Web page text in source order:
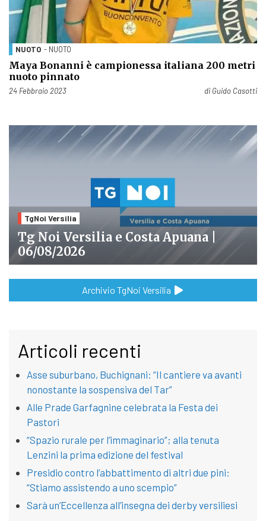
NUOTO - NUOTO
Maya Bonanni è campionessa italiana 200 metri
nuoto pinnato
Pubblicato il
24 Febbraio 2023 di Guido Casotti
TgNoi Versilia
Tg Noi Versilia e Costa Apuana |
06/08/2026
Archivio TgNoi Versilia
Articoli recenti
Asse suburbano, Buchignani: “Il cantiere va avanti
nonostante la sospensiva del Tar”
Alle Prade Garfagnine celebrata la Festa dei
Pastori
“Spazio rurale per l’immaginario”; alla tenuta
Lenzini la prima edizione del festival
Presidio contro l’abbattimento di altri due pini:
“Stiamo assistendo a uno scempio”
Sarà un’Eccellenza all’insegna dei derby versiliesi